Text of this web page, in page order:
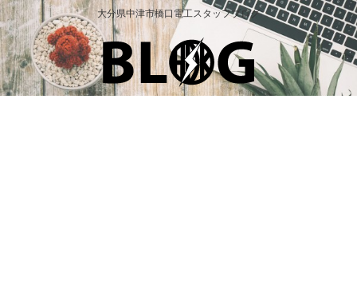
大分県中津市橋口電工スタッフブログ